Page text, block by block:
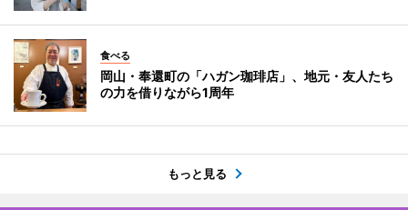
食べる
岡山・奉還町の「ハガン珈琲店」、地元・友人たち
の力を借りながら1周年
もっと見る